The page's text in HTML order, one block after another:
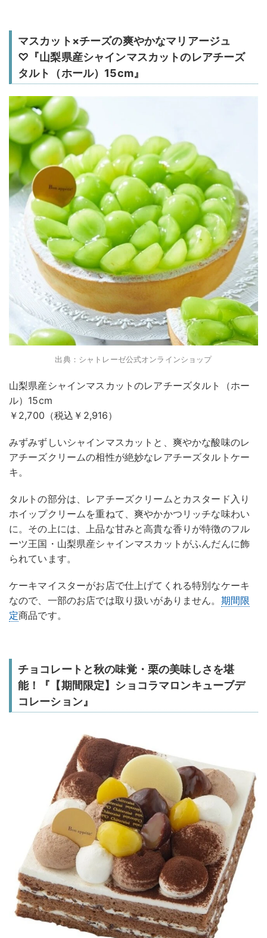
マスカット×チーズの爽やかなマリアージュ
♡『山梨県産シャインマスカットのレアチーズ
タルト（ホール）15cm』
出典：シャトレーゼ公式オンラインショップ
山梨県産シャインマスカットのレアチーズタルト（ホー
ル）15cm
￥2,700（税込￥2,916）
みずみずしいシャインマスカットと、爽やかな酸味のレ
アチーズクリームの相性が絶妙なレアチーズタルトケー
キ。
タルトの部分は、レアチーズクリームとカスタード入り
ホイップクリームを重ねて、爽やかかつリッチな味わい
に。その上には、上品な甘みと高貴な香りが特徴のフル
ーツ王国・山梨県産シャインマスカットがふんだんに飾
られています。
ケーキマイスターがお店で仕上げてくれる特別なケーキ
なので、一部のお店では取り扱いがありません。 期間限
定商品です。
チョコレートと秋の味覚・栗の美味しさを堪
能！『【期間限定】ショコラマロンキューブデ
コレーション』